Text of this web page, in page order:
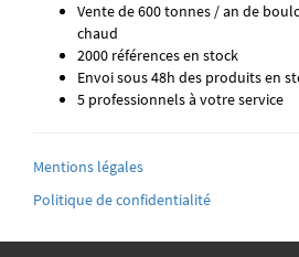
Vente de 600 tonnes / an de
chaud
2000 références en stock
Envoi sous 48h des produits en
5 professionnels à votre service
Mentions légales
Politique de confidentialité